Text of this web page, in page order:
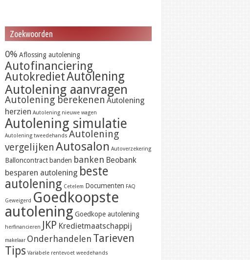
Zoekwoorden
0% Aflossing autolening
Autofinanciering
AutokredietAutolening
Autolening aanvragen
Autolening berekenen Autolening
herzien Autolening nieuwe wagen
Autolening simulatie
Autolening tweedehands Autolening
vergelijken Autosalon Autoverzekering
Balloncontract banden banken Beobank
besparen autolening beste
autolening Cetelem Documenten FAQ
Geweigerd Goedkoopste
autolening Goedkope autolening
herfinancieren JKP Kredietmaatschappij
makelaar Onderhandelen Tarieven
Tips Variabele rentevoet weedehands